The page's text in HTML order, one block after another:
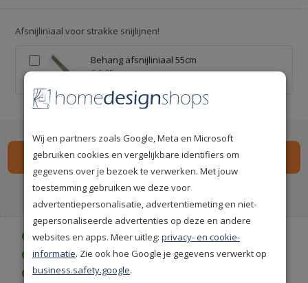
Afsnijliniaal voor strakke snijlijnen!
Behang afsnijliniaal 55cm
€ 9,95
Spaarpremium punten
Gratis bezorgd vanaf € 35,-
Achteraf betalen is mogelijk
Gratis achteraf betalen
Wij en partners zoals Google, Meta en Microsoft
gebruiken cookies en vergelijkbare identifiers om
gegevens over je bezoek te verwerken. Met jouw
toestemming gebruiken we deze voor
advertentiepersonalisatie, advertentiemeting en niet-
gepersonaliseerde advertenties op deze en andere
websites en apps. Meer uitleg:privacy- en cookie-
informatie. Zie ook hoe Google je gegevens verwerkt op
business.safety.google.